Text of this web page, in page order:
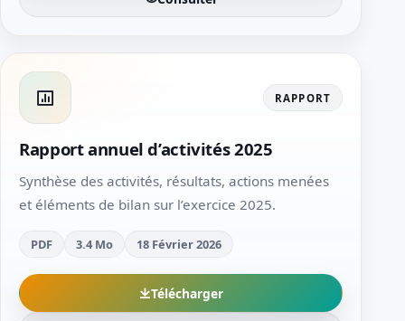
RAPPORT
Rapport annuel d’activités 2025
Synthèse des activités, résultats, actions menées
et éléments de bilan sur l’exercice 2025.
PDF 3.4 Mo 18 Février 2026
Télécharger